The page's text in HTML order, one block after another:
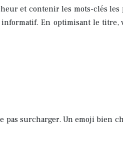
et contenir les mots-clés
En optimisant le titre,
pas surcharger. Un emoji bien